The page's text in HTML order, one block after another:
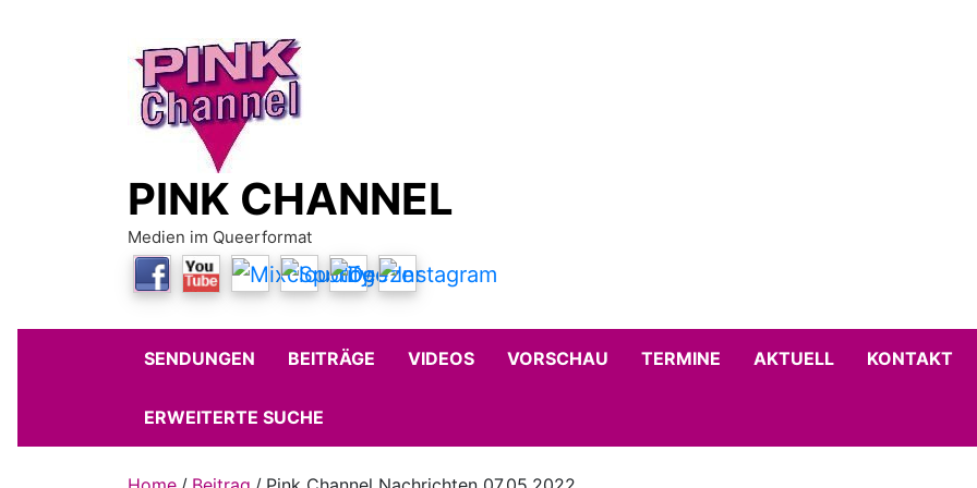
PINK CHANNEL
Medien im Queerformat
SENDUNGEN BEITRÄGE VIDEOS VORSCHAU TERMINE AKTUELL KONTAKT
ERWEITERTE SUCHE